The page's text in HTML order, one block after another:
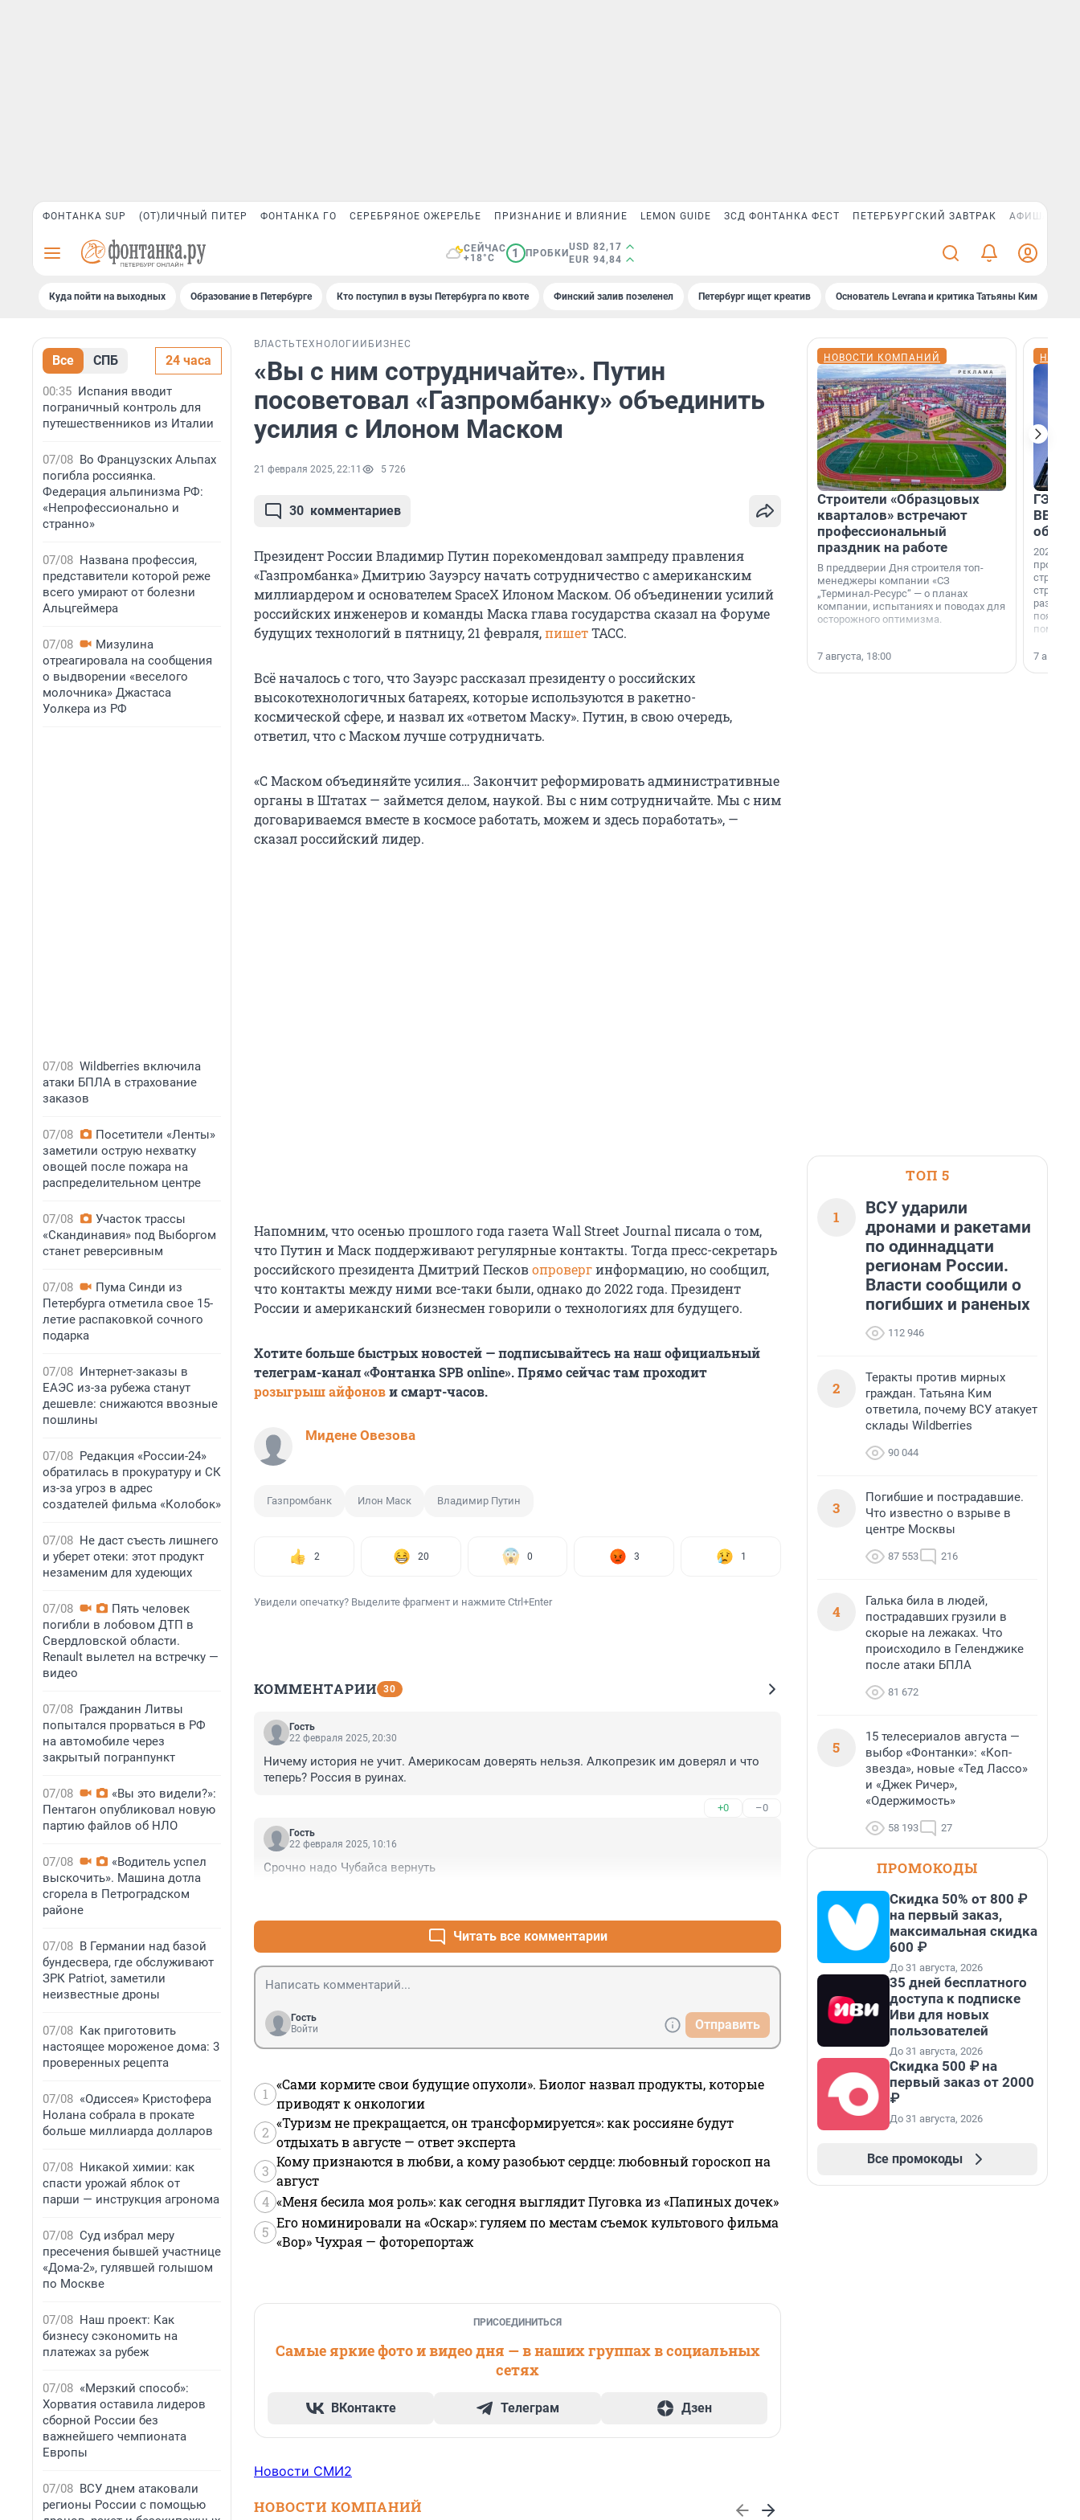
ФОНТАНКА SUP (ОТ)ЛИЧНЫЙ ПИТЕР ФОНТАНКА ГО СЕРЕБРЯНОЕ ОЖЕРЕЛЬЕ ПРИЗНАНИЕ И ВЛИЯНИЕ LEMON GUIDE ЗСД ФОНТАНКА ФЕСТ ПЕТЕРБУРГСКИЙ ЗАВТРАК АФИША PLUS
СЕЙЧАС
+18°C
1 ПРОБКИ
USD 82,17
EUR 94,84
Куда пойти на выходных Образование в Петербурге Кто поступил в вузы Петербурга по квоте Финский залив позеленел Петербург ищет креатив Основатель Levrana и критика Татьяны Ким
Все СПБ 24 часа
00:35 Испания вводит
пограничный контроль для
путешественников из Италии
07/08 Во Французских Альпах
погибла россиянка.
Федерация альпинизма РФ:
«Непрофессионально и
странно»
07/08 Названа профессия,
представители которой реже
всего умирают от болезни
Альцгеймера
07/08
Мизулина
отреагировала на сообщения
о выдворении «веселого
молочника» Джастаса
Уолкера из РФ
07/08 Wildberries включила
атаки БПЛА в страхование
заказов
07/08
Посетители «Ленты»
заметили острую нехватку
овощей после пожара на
распределительном центре
07/08
Участок трассы
«Скандинавия» под Выборгом
станет реверсивным
07/08
Пума Синди из
Петербурга отметила свое 15-
летие распаковкой сочного
подарка
07/08 Интернет-заказы в
ЕАЭС из-за рубежа станут
дешевле: снижаются ввозные
пошлины
07/08 Редакция «России-24»
обратилась в прокуратуру и СК
из-за угроз в адрес
создателей фильма «Колобок»
07/08 Не даст съесть лишнего
и уберет отеки: этот продукт
незаменим для худеющих
07/08
Пять человек
погибли в лобовом ДТП в
Свердловской области.
Renault вылетел на встречку —
видео
07/08 Гражданин Литвы
попытался прорваться в РФ
на автомобиле через
закрытый погранпункт
07/08
«Вы это видели?»:
Пентагон опубликовал новую
партию файлов об НЛО
07/08
«Водитель успел
выскочить». Машина дотла
сгорела в Петроградском
районе
07/08 В Германии над базой
бундесвера, где обслуживают
ЗРК Patriot, заметили
неизвестные дроны
07/08 Как приготовить
настоящее мороженое дома: 3
проверенных рецепта
07/08 «Одиссея» Кристофера
Нолана собрала в прокате
больше миллиарда долларов
07/08 Никакой химии: как
спасти урожай яблок от
парши — инструкция агронома
07/08 Суд избрал меру
пресечения бывшей участнице
«Дома-2», гулявшей голышом
по Москве
07/08 Наш проект: Как
бизнесу сэкономить на
платежах за рубеж
07/08 «Мерзкий способ»:
Хорватия оставила лидеров
сборной России без
важнейшего чемпионата
Европы
07/08 ВСУ днем атаковали
регионы России с помощью
ВЛАСТЬТЕХНОЛОГИИ БИЗНЕС
«Вы с ним сотрудничайте». Путин
посоветовал «Газпромбанку» объединить
усилия с Илоном Маском
21 февраля 2025, 22:11 5 726
30 комментариев
Президент России Владимир Путин порекомендовал зампреду правления
«Газпромбанка» Дмитрию Зауэрсу начать сотрудничество с американским
миллиардером и основателем SpaceX Илоном Маском. Об объединении усилий
российских инженеров и команды Маска глава государства сказал на Форуме
будущих технологий в пятницу, 21 февраля,пишетТАСС.
Всё началось с того, что Зауэрс рассказал президенту о российских
высокотехнологичных батареях, которые используются в ракетно-
космической сфере, и назвал их «ответом Маску». Путин, в свою очередь,
ответил, что с Маском лучше сотрудничать.
«С Маском объединяйте усилия… Закончит реформировать административные
органы в Штатах — займется делом, наукой. Вы с ним сотрудничайте. Мы с ним
договариваемся вместе в космосе работать, можем и здесь поработать», —
сказал российский лидер.
Напомним, что осенью прошлого года газета Wall Street Journal писала о том,
что Путин и Маск поддерживают регулярные контакты. Тогда пресс-секретарь
российского президента Дмитрий Песковопровергинформацию, но сообщил,
что контакты между ними все-таки были, однако до 2022 года. Президент
России и американский бизнесмен говорили о технологиях для будущего.
Хотите больше быстрых новостей — подписывайтесь на наш официальный
телеграм-канал «Фонтанка SPB online». Прямо сейчас там проходит
розыгрыш айфонови смарт-часов.
Мидене Овезова
Газпромбанк Илон Маск Владимир Путин
2 20 0 3 1
Увидели опечатку? Выделите фрагмент и нажмите Ctrl+Enter
КОММЕНТАРИИ 30
Гость
22 февраля 2025, 20:30
Ничему история не учит. Америкосам доверять нельзя. Алкопрезик им доверял и что
теперь? Россия в руинах.
+0 –0
Гость
22 февраля 2025, 10:16
Срочно надо Чубайса вернуть
Читать все комментарии
Гость
Войти
Отправить
1
«Сами кормите свои будущие опухоли». Биолог назвал продукты, которые
приводят к онкологии
2
«Туризм не прекращается, он трансформируется»: как россияне будут
отдыхать в августе — ответ эксперта
3
Кому признаются в любви, а кому разобьют сердце: любовный гороскоп на
август
4 «Меня бесила моя роль»: как сегодня выглядит Пуговка из «Папиных дочек»
5
Его номинировали на «Оскар»: гуляем по местам съемок культового фильма
«Вор» Чухрая — фоторепортаж
ПРИСОЕДИНИТЬСЯ
Самые яркие фото и видео дня — в наших группах в социальных
сетях
ВКонтакте Телеграм Дзен
Новости СМИ2
НОВОСТИ КОМПАНИЙ
НОВОСТИ КОМПАНИЙ
Строители «Образцовых
кварталов» встречают
профессиональный
праздник на работе
В преддверии Дня строителя топ-
менеджеры компании «СЗ
„Терминал-Ресурс“ — о планах
компании, испытаниях и поводах для
осторожного оптимизма.
7 августа, 18:00
ГЭС,
ВВП: в
об
2026-й —
раз. В
7
ТОП 5
1
ВСУ ударили
дронами и ракетами
по одиннадцати
регионам России.
Власти сообщили о
погибших и раненых
112 946
2
Теракты против мирных
граждан. Татьяна Ким
ответила, почему ВСУ атакует
склады Wildberries
90 044
3
Погибшие и пострадавшие.
Что известно о взрыве в
центре Москвы
87 553 216
4
Галька била в людей,
пострадавших грузили в
скорые на лежаках. Что
происходило в Геленджике
после атаки БПЛА
81 672
5
15 телесериалов августа —
выбор «Фонтанки»: «Коп-
звезда», новые «Тед Лассо»
и «Джек Ричер»,
«Одержимость»
58 193 27
ПРОМОКОДЫ
Скидка 50% от 800 ₽
на первый заказ,
максимальная скидка
600 ₽
До 31 августа, 2026
35 дней бесплатного
доступа к подписке
Иви для новых
пользователей
До 31 августа, 2026
Скидка 500 ₽ на
первый заказ от 2000
₽
До 31 августа, 2026
Все промокоды